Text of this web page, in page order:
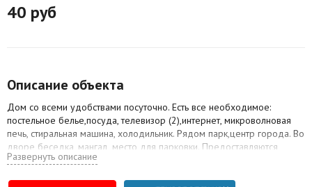
Способы оплаты
40 руб
Описание объекта
Дом со всеми удобствами посуточно. Есть все необходимое:
постельное белье,посуда, телевизор (2),интернет, микроволновая
печь, стиральная машина, холодильник. Рядом парк,центр города. Во
дворе беседка, мангал ,место для парковки. Предоставляются
документы для командированных
Развернуть описание